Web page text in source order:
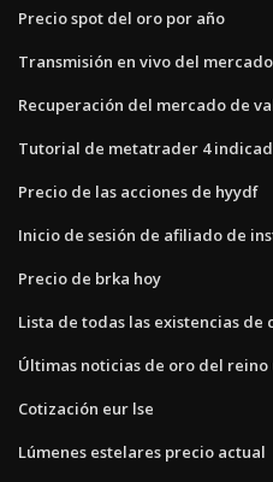
Precio spot del oro por año
Transmisión en vivo del
Recuperación del mercado de
Tutorial de metatrader 4
Precio de las acciones de hyydf
Inicio de sesión de afiliado de
Precio de brka hoy
Lista de todas las existencias de
Últimas noticias de oro del reino
Cotización eur lse
Lúmenes estelares precio actual